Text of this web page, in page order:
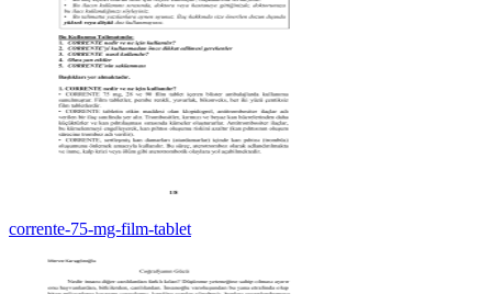
corrente-75-mg-film-tablet